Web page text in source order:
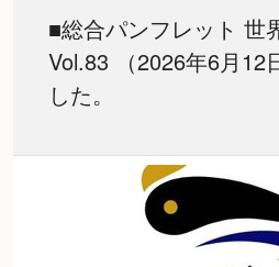
■総合パンフレット 世
Vol.83 （2026年6月12
した。